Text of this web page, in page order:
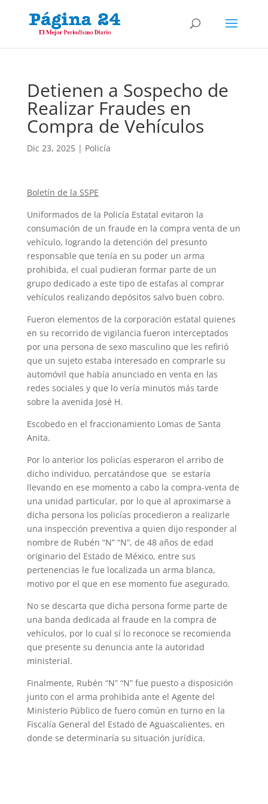
Detienen a Sospecho de
Realizar Fraudes en
Compra de Vehículos
Dic 23, 2025| Policía
Boletín de la SSPE
Uniformados de la Policía Estatal evitaron la
consumación de un fraude en la compra venta de un
vehículo, logrando la detención del presunto
responsable que tenía en su poder un arma
prohibida, el cual pudieran formar parte de un
grupo dedicado a este tipo de estafas al comprar
vehículos realizando depósitos salvo buen cobro.
Fueron elementos de la corporación estatal quienes
en su recorrido de vigilancia fueron interceptados
por una persona de sexo masculino que les refirió
que un sujeto estaba interesado en comprarle su
automóvil que había anunciado en venta en las
redes sociales y que lo vería minutos más tarde
sobre la avenida José H.
Escobedo en el fraccionamiento Lomas de Santa
Anita.
Por lo anterior los policías esperaron el arribo de
dicho individuo, percatándose que se estaría
llevando en ese momento a cabo la compra-venta de
una unidad particular, por lo que al aproximarse a
dicha persona los policías procedieron a realizarle
una inspección preventiva a quien dijo responder al
nombre de Rubén “N” “N”, de 48 años de edad
originario del Estado de México, entre sus
pertenencias le fue localizada un arma blanca,
motivo por el que en ese momento fue asegurado.
No se descarta que dicha persona forme parte de
una banda dedicada al fraude en la compra de
vehículos, por lo cual sí lo reconoce se recomienda
que presente su denuncia ante la autoridad
ministerial.
Finalmente, Rubén “N” “N” fue puesto a disposición
junto con el arma prohibida ante el Agente del
Ministerio Público de fuero común en turno en la
Fiscalía General del Estado de Aguascalientes, en
donde se determinaría su situación jurídica.